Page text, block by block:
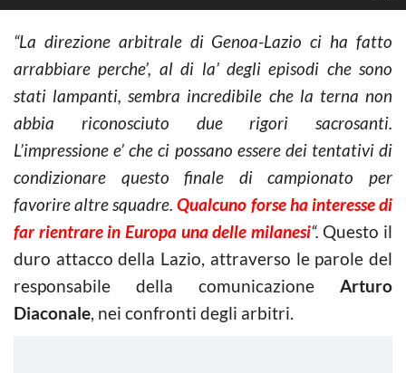
“La direzione arbitrale di Genoa-Lazio ci ha fatto
arrabbiare perche’, al di la’ degli episodi che sono
stati lampanti, sembra incredibile che la terna non
abbia riconosciuto due rigori sacrosanti.
L’impressione e’ che ci possano essere dei tentativi di
condizionare questo finale di campionato per
favorire altre squadre. Qualcuno forse ha interesse di
far rientrare in Europa una delle milanesi“. Questo il
duro attacco della Lazio, attraverso le parole del
responsabile della comunicazione Arturo
Diaconale, nei confronti degli arbitri.